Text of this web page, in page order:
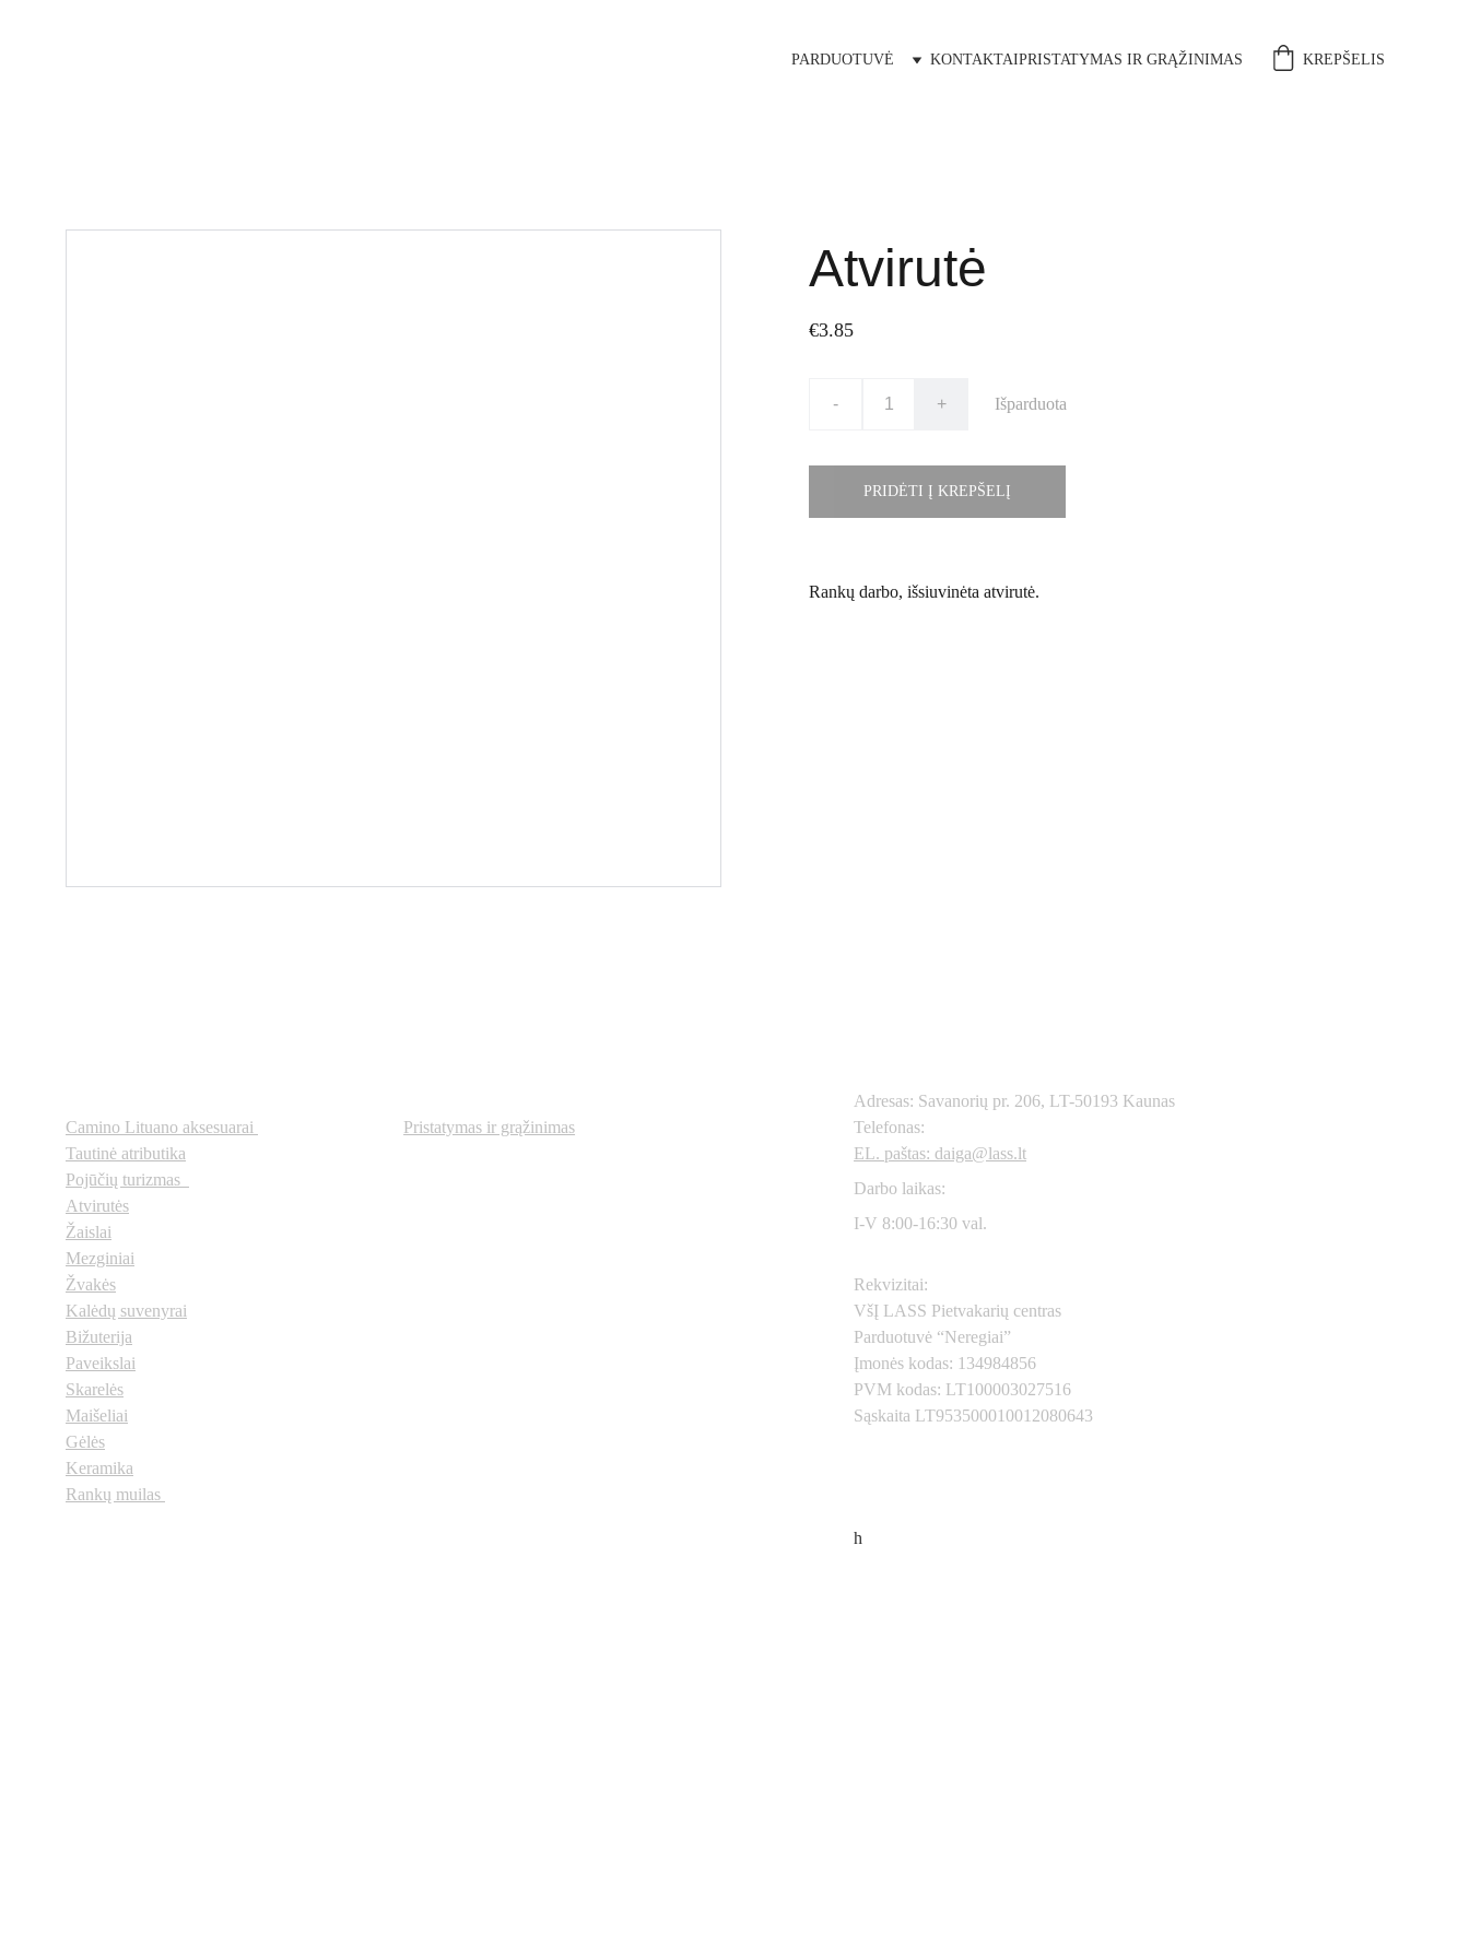
PARDUOTUVĖ KONTAKTAIPRISTATYMAS IR GRĄŽINIMAS KREPŠELIS
Atvirutė
€3.85
- + Išparduota
PRIDĖTI Į KREPŠELĮ
Rankų darbo, išsiuvinėta atvirutė.
Adresas: Savanorių pr. 206, LT-50193 Kaunas
Telefonas:
EL. paštas: daiga@lass.lt
Darbo laikas:
I-V 8:00-16:30 val.
Rekvizitai:
VšĮ LASS Pietvakarių centras
Parduotuvė “Neregiai”
Įmonės kodas: 134984856
PVM kodas: LT100003027516
Sąskaita LT953500010012080643
h
Camino Lituano aksesuarai
Tautinė atributika
Pojūčių turizmas
Atvirutės
Žaislai
Mezginiai
Žvakės
Kalėdų suvenyrai
Bižuterija
Paveikslai
Skarelės
Maišeliai
Gėlės
Keramika
Rankų muilas
Pristatymas ir grąžinimas